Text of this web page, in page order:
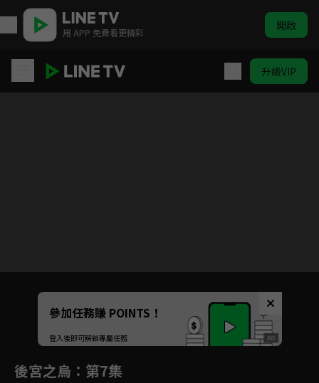
用 APP 免費看更精彩 開啟
升級VIP
Unmute
如有不便請見諒
參加任務賺 POINTS！
登入後即可解鎖專屬任務
後宮之烏 ：第7集